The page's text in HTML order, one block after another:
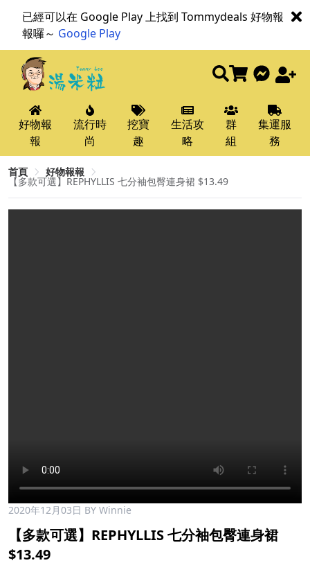
已經可以在 Google Play 上找到 Tommydeals 好物報
報囉～ Google Play
好物報
報
流行時
尚
挖寶
趣
生活攻
略
群
組
集運服
務
首頁 好物報報
【多款可選】REPHYLLIS 七分袖包臀連身裙 $13.49
2020年12月03日 BY Winnie
【多款可選】REPHYLLIS 七分袖包臀連身裙
$13.49